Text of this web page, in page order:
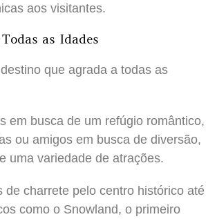
aos visitantes.
as Idades
que agrada a todas as
em busca de um refúgio romântico,
ou amigos em busca de diversão,
uma variedade de atrações.
de charrete pelo centro histórico até
como o Snowland, o primeiro